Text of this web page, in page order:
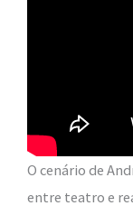
O cenário de
entre teatro e